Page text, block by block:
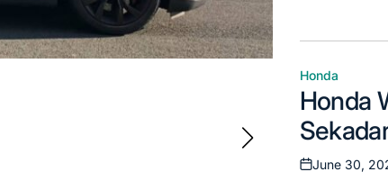
Posted
in
Honda
Honda
Posted
June 30,